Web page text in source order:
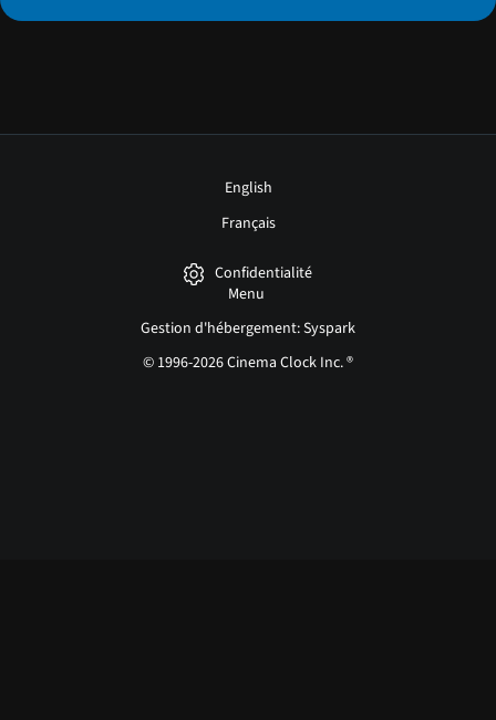
English
Français
Confidentialité
Menu
Gestion d'hébergement: Syspark
© 1996-2026 Cinema Clock Inc. ®